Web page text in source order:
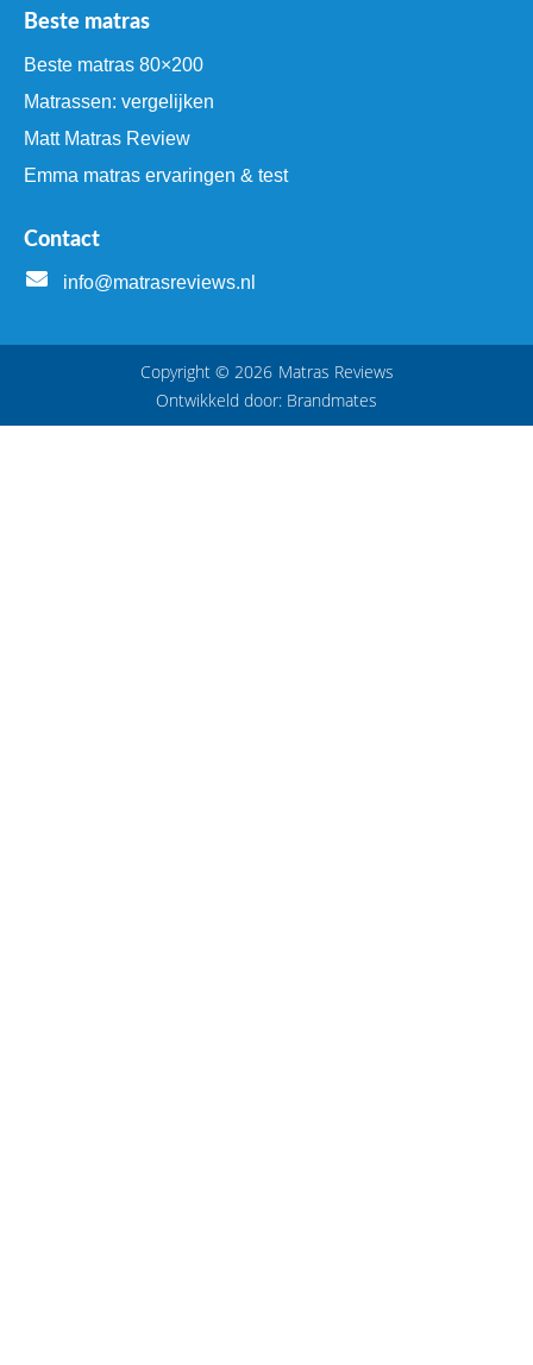
Beste matras
Beste matras 80×200
Matrassen: vergelijken
Matt Matras Review
Emma matras ervaringen & test
Contact
info@matrasreviews.nl
Copyright © 2026 Matras Reviews
Ontwikkeld door: Brandmates